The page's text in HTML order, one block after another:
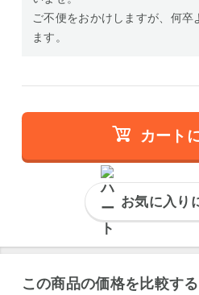
ご不便をおかけしますが、何卒
ます。
カート
お気に入り
この商品の価格を比較する